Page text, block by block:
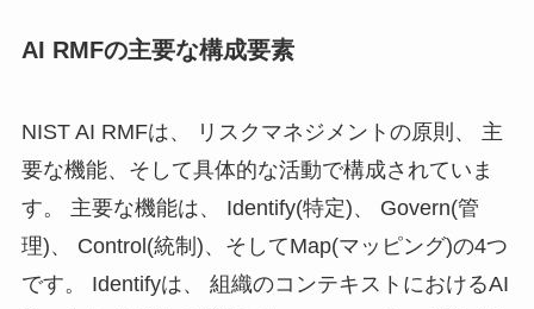
AI RMFの主要な構成要素
NIST AI RMFは、 リスクマネジメントの原則、 主
要な機能、そして具体的な活動で構成されていま
す。 主要な機能は、 Identify(特定)、 Govern(管
理)、 Control(統制)、そしてMap(マッピング)の4つ
です。 Identifyは、 組織のコンテキストにおけるAI